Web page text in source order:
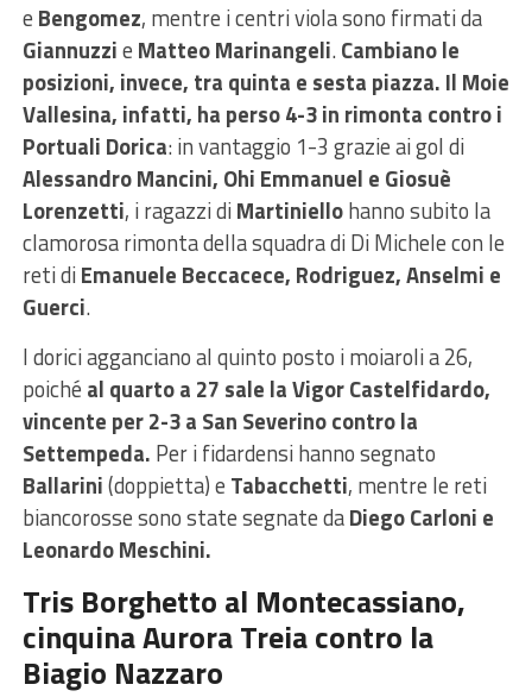
e Bengomez, mentre i centri viola sono firmati da
Giannuzzie Matteo Marinangeli.Cambiano le
posizioni, invece, tra quinta e sesta piazza. Il Moie
Vallesina, infatti, ha perso 4-3 in rimonta contro i
Portuali Dorica: in vantaggio 1-3 grazie ai gol di
Alessandro Mancini, Ohi Emmanuel e Giosuè
Lorenzetti, i ragazzi diMartiniellohanno subito la
clamorosa rimonta della squadra di Di Michele con le
reti diEmanuele Beccacece, Rodriguez, Anselmi e
Guerci.
I dorici agganciano al quinto posto i moiaroli a 26,
poiché al quarto a 27 sale la Vigor Castelfidardo,
vincente per 2-3 a San Severino contro la
Settempeda. Per i fidardensi hanno segnato
Ballarini(doppietta) e Tabacchetti, mentre le reti
biancorosse sono state segnate daDiego Carloni e
Leonardo Meschini.
Tris Borghetto al Montecassiano,
cinquina Aurora Treia contro la
Biagio Nazzaro